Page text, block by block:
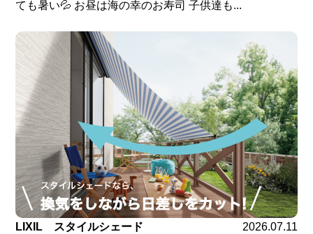
ても暑い💦 お昼は海の幸のお寿司 子供達も...
LIXIL スタイルシェード
2026.07.11